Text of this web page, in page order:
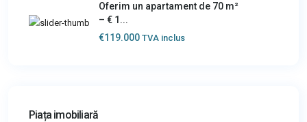
Oferim un apartament de 70 m²
– € 1...
€119.000 TVA inclus
Piața imobiliară